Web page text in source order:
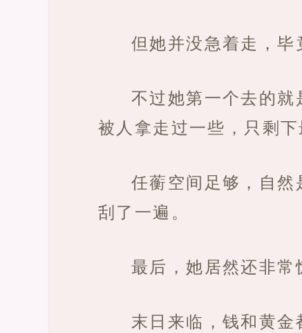
但她并没急着走，毕
不过她第一个去的
被人拿走过一些，只剩
任蘅空间足够，自
刮了一遍。
最后，她居然还非常
末日来临，钱和黄金